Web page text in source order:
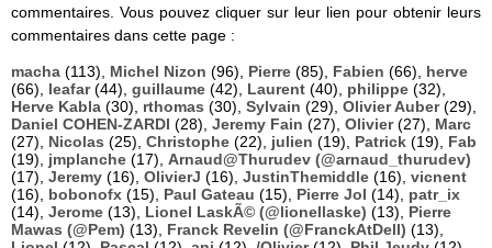
commentaires. Vous pouvez cliquer sur leur lien pour obtenir leurs
commentaires dans cette page :
macha (113), Michel Nizon (96), Pierre (85), Fabien (66), herve
(66), leafar(44), guillaume (42), Laurent (40), philippe (32),
Herve Kabla (30), rthomas (30), Sylvain (29), Olivier Auber(29),
Daniel COHEN-ZARDI (28), Jeremy Fain (27), Olivier(27), Marc
(27), Nicolas (25), Christophe (22), julien (19), Patrick (19), Fab
(19), jmplanche (17), Arnaud@Thurudev (@arnaud_thurudev)
(17), Jeremy (16), OlivierJ (16), JustinThemiddle (16), vicnent
(16), bobonofx (15), Paul Gateau (15), Pierre Jol (14), patr_ix
(14), Jerome (13), Lionel LaskÃ© (@lionellaske) (13), Pierre
Mawas (@Pem) (13), Franck Revelin (@FranckAtDell) (13),